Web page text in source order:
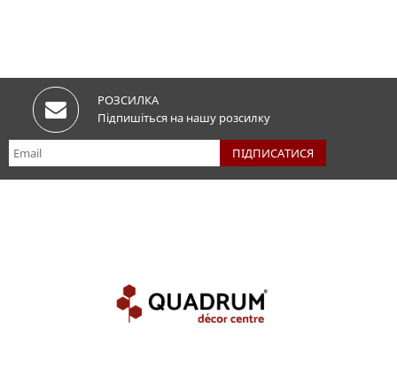
РОЗСИЛКА
Підпишіться на нашу розсилку